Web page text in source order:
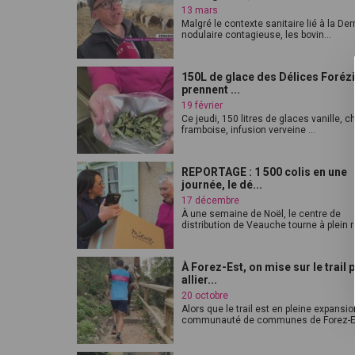
13 mars
Malgré le contexte sanitaire lié à la
nodulaire contagieuse, les bovin...
150L de glace des Délices
prennent ...
19 février
Ce jeudi, 150 litres de glaces vanille,
framboise, infusion verveine ...
REPORTAGE : 1 500 colis en une
journée, le dé...
17 décembre
À une semaine de Noël, le centre de
distribution de Veauche tourne à plein
À Forez-Est, on mise sur le trail
allier...
20 octobre
Alors que le trail est en pleine
communauté de communes de Forez-